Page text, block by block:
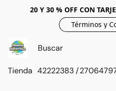
20 Y 30 % OFF CON
Términos y
Tienda 42222383 /